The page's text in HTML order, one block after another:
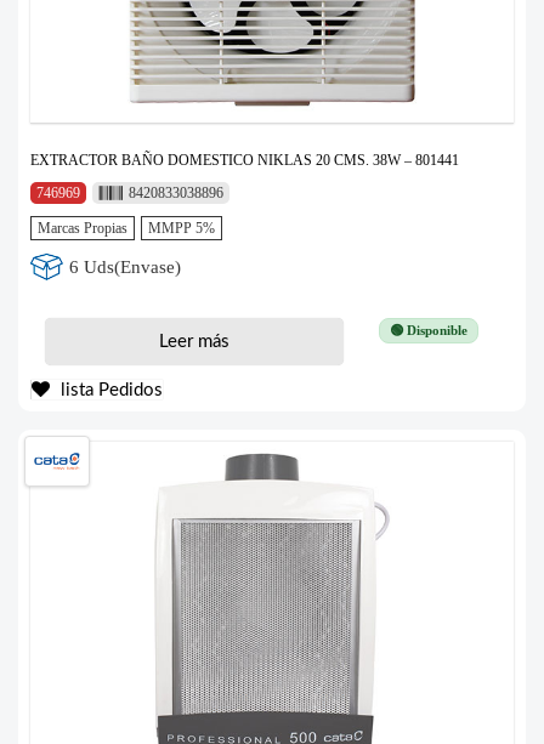
EXTRACTOR BAÑO DOMESTICO NIKLAS 20 CMS. 38W – 801441
746969
8420833038896
Marcas Propias MMPP 5%
6 Uds(Envase)
🟢 Disponible
Leer más
lista Pedidos